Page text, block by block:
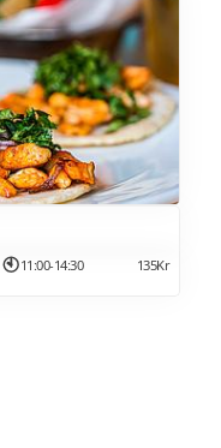
11:00-14:30 135Kr